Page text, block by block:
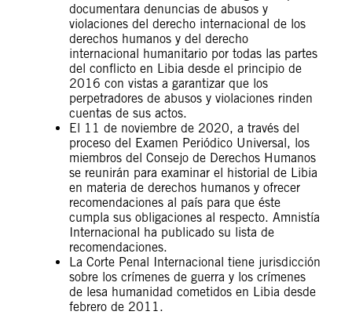
documentara denuncias de abusos y
violaciones del derecho internacional de los
derechos humanos y del derecho
internacional humanitario por todas las partes
del conflicto en Libia desde el principio de
2016 con vistas a garantizar que los
perpetradores de abusos y violaciones rinden
cuentas de sus actos.
El 11 de noviembre de 2020, a través del
proceso del Examen Periódico Universal, los
miembros del Consejo de Derechos Humanos
se reunirán para examinar el historial de Libia
en materia de derechos humanos y ofrecer
recomendaciones al país para que éste
cumpla sus obligaciones al respecto. Amnistía
Internacional ha publicado su lista de
recomendaciones.
La Corte Penal Internacional tiene jurisdicción
sobre los crímenes de guerra y los crímenes
de lesa humanidad cometidos en Libia desde
febrero de 2011.